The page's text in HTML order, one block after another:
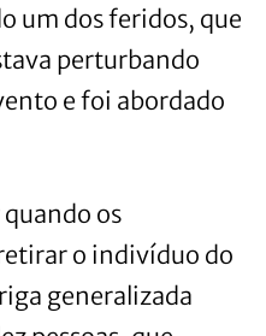
um dos feridos, que
perturbando
e foi abordado
os
o indivíduo do
generalizada